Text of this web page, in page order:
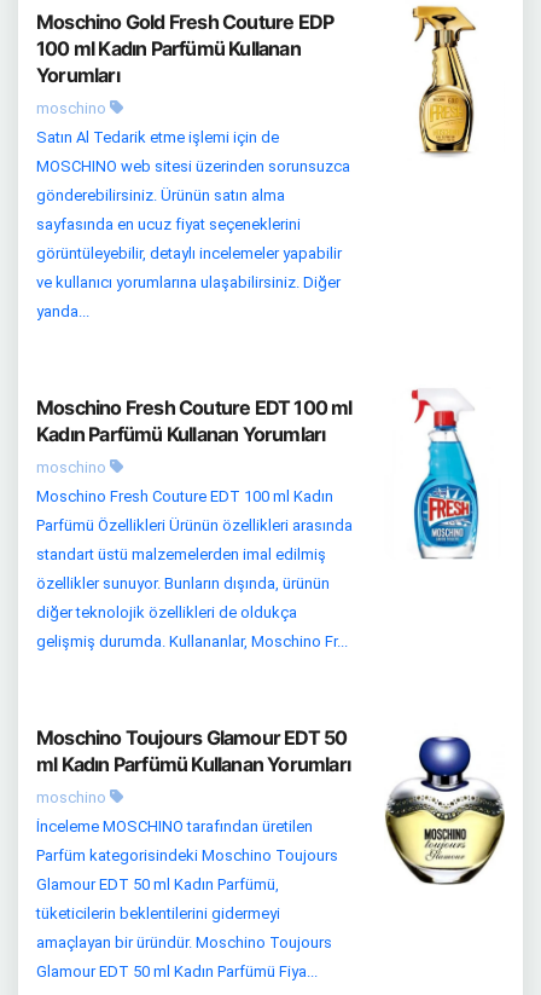
Moschino Gold Fresh Couture EDP
100 ml Kadın Parfümü Kullanan
Yorumları
moschino
Satın Al Tedarik etme işlemi için de
MOSCHINO web sitesi üzerinden sorunsuzca
gönderebilirsiniz. Ürünün satın alma
sayfasında en ucuz fiyat seçeneklerini
görüntüleyebilir, detaylı incelemeler yapabilir
ve kullanıcı yorumlarına ulaşabilirsiniz. Diğer
yanda...
Moschino Fresh Couture EDT 100 ml
Kadın Parfümü Kullanan Yorumları
moschino
Moschino Fresh Couture EDT 100 ml Kadın
Parfümü Özellikleri Ürünün özellikleri arasında
standart üstü malzemelerden imal edilmiş
özellikler sunuyor. Bunların dışında, ürünün
diğer teknolojik özellikleri de oldukça
gelişmiş durumda. Kullananlar, Moschino Fr...
Moschino Toujours Glamour EDT 50
ml Kadın Parfümü Kullanan Yorumları
moschino
İnceleme MOSCHINO tarafından üretilen
Parfüm kategorisindeki Moschino Toujours
Glamour EDT 50 ml Kadın Parfümü,
tüketicilerin beklentilerini gidermeyi
amaçlayan bir üründür. Moschino Toujours
Glamour EDT 50 ml Kadın Parfümü Fiya...